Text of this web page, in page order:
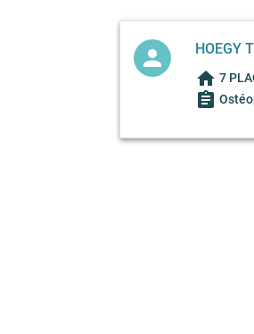
person HOEGY
home 7
assignment